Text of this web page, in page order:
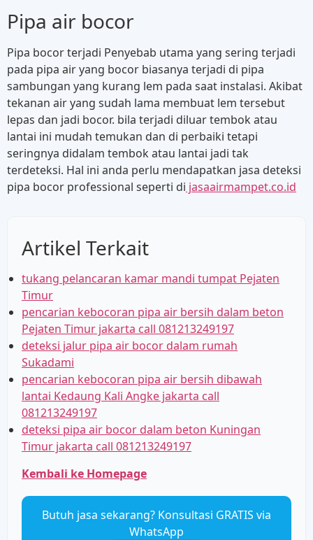
Pipa air bocor
Pipa bocor terjadi Penyebab utama yang sering terjadi
pada pipa air yang bocor biasanya terjadi di pipa
sambungan yang kurang lem pada saat instalasi. Akibat
tekanan air yang sudah lama membuat lem tersebut
lepas dan jadi bocor. bila terjadi diluar tembok atau
lantai ini mudah temukan dan di perbaiki tetapi
seringnya didalam tembok atau lantai jadi tak
terdeteksi. Hal ini anda perlu mendapatkan jasa deteksi
pipa bocor professional seperti di jasaairmampet.co.id
Artikel Terkait
tukang pelancaran kamar mandi tumpat Pejaten
Timur
pencarian kebocoran pipa air bersih dalam beton
Pejaten Timur jakarta call 081213249197
deteksi jalur pipa air bocor dalam rumah
Sukadami
pencarian kebocoran pipa air bersih dibawah
lantai Kedaung Kali Angke jakarta call
081213249197
deteksi pipa air bocor dalam beton Kuningan
Timur jakarta call 081213249197
Kembali ke Homepage
Butuh jasa sekarang? Konsultasi GRATIS via
WhatsApp